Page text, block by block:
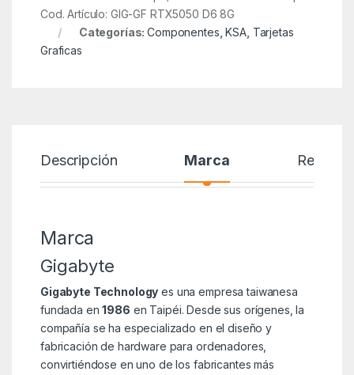
Cod. Artículo: GIG-GF RTX5050 D6 8G
Categorías:Componentes ,KSA, Tarjetas
Graficas
Descripción Marca Reseñas
Marca
Gigabyte
Gigabyte Technology es una empresa taiwanesa
fundada en1986 en Taipéi. Desde sus orígenes, la
compañía se ha especializado en el diseño y
fabricación de hardware para ordenadores,
convirtiéndose en uno de los fabricantes más